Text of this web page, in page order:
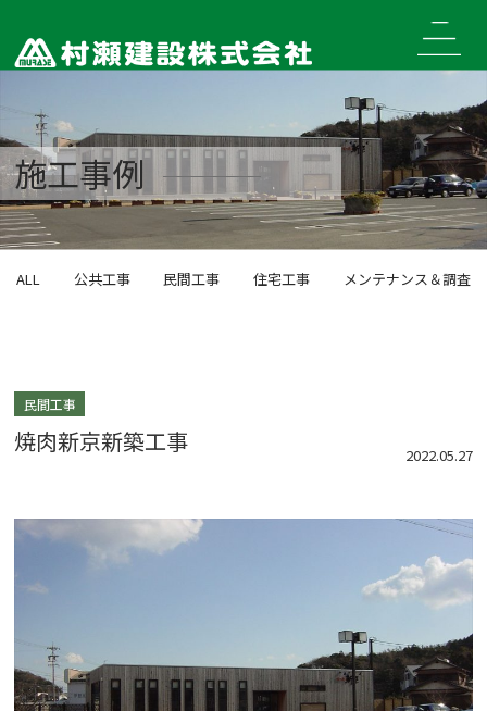
content
施工事例
ALL 公共工事 民間工事 住宅工事 メンテナンス＆調査
民間工事
焼肉新京新築工事 2022.05.27